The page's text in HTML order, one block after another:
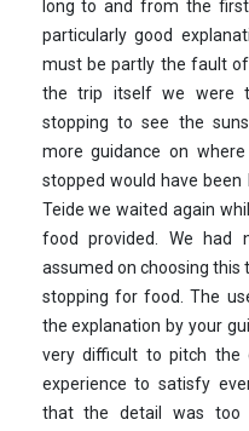
long to and from the
particularly good
must be partly the fault
the trip itself we were
stopping to see the
more guidance on
stopped would have
Teide we waited again
food provided. We had
assumed on choosing
stopping for food. The
the explanation by your
very difficult to pitch
experience to satisfy
that the detail was